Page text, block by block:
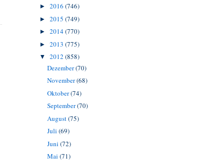
► 2016 (746)
► 2015 (749)
► 2014(770)
► 2013 (775)
▼ 2012 (858)
Dezember(70)
November(68)
Oktober(74)
September(70)
August(75)
Juli (69)
Juni (72)
Mai (71)